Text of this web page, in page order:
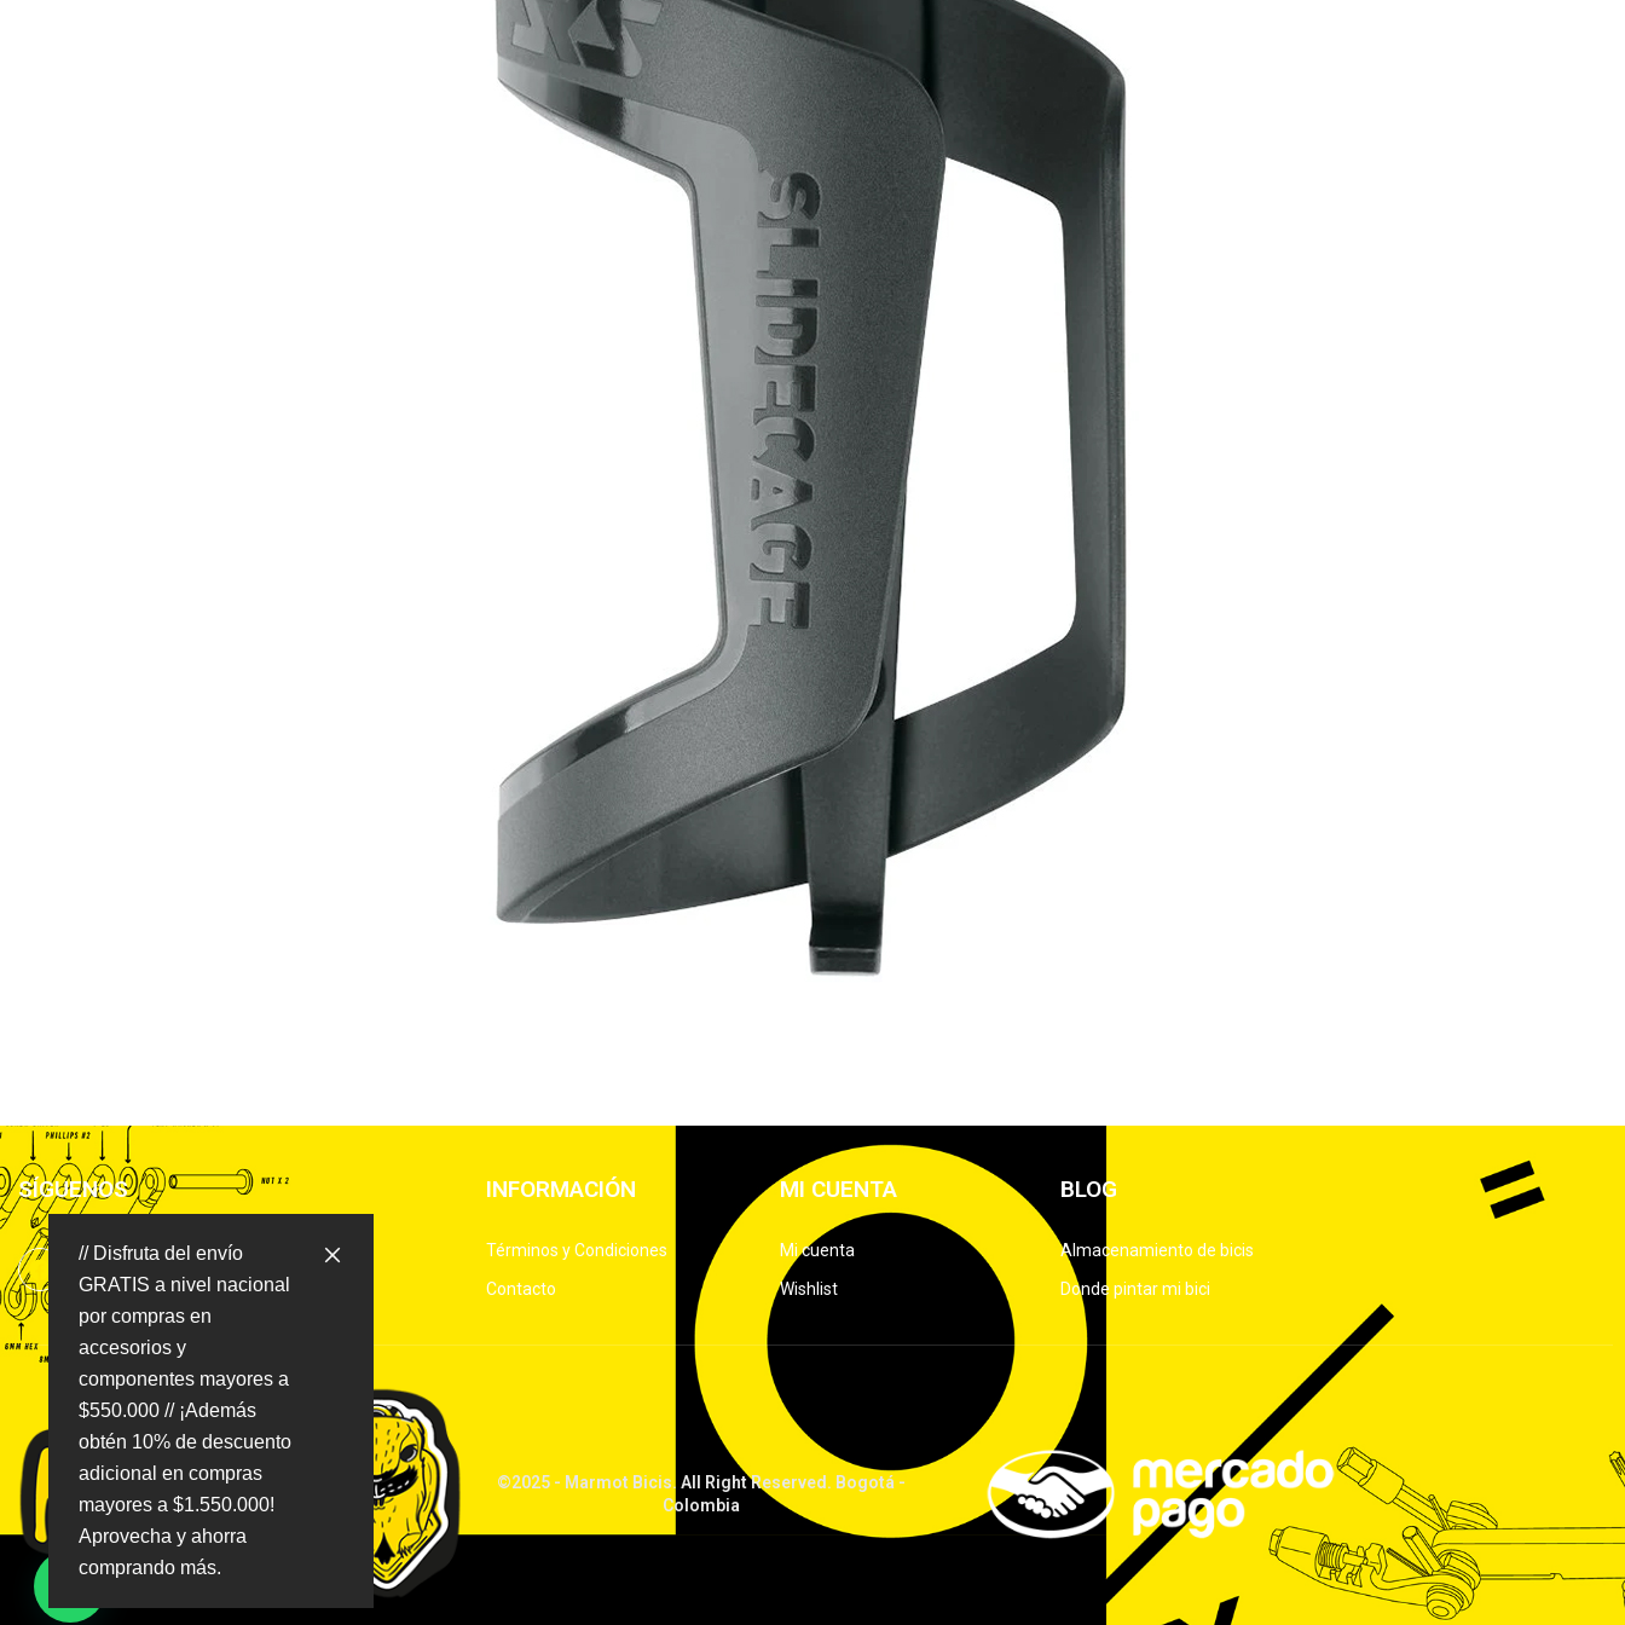
// Disfruta del envío
GRATIS a nivel nacional
por compras en
accesorios y
componentes mayores a
$550.000 // ¡Además
obtén 10% de descuento
adicional en compras
mayores a $1.550.000!
Aprovecha y ahorra
comprando más.
SÍGUENOS INFORMACIÓN
Términos y Condiciones
Contacto
MI CUENTA
Mi cuenta
Wishlist
BLOG
Almacenamiento de bicis
Donde pintar mi bici
©2025 - Marmot Bicis. All Right Reserved. Bogotá -
Colombia